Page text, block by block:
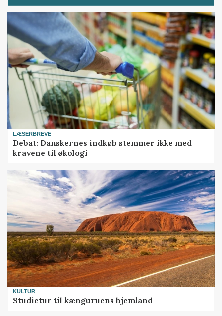
LÆSERBREVE
Debat: Danskernes indkøb stemmer ikke med
kravene til økologi
KULTUR
Studietur til kænguruens hjemland